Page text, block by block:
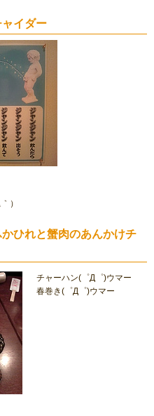
イダー
）
ひれと蟹肉のあんかけチ
チャーハン(゜Д゜)ウマー
春巻き(゜Д゜)ウマー